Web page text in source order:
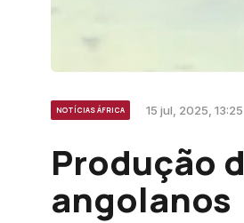
NOTÍCIAS ÁFRICA 15 jul, 2025, 13:25
Produção
angolanos